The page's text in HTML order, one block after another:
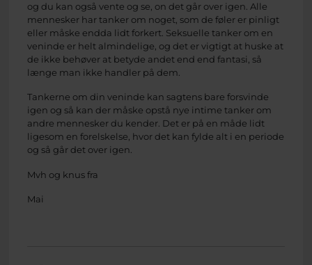
og du kan også vente og se, on det går over igen. Alle
mennesker har tanker om noget, som de føler er pinligt
eller måske endda lidt forkert. Seksuelle tanker om en
veninde er helt almindelige, og det er vigtigt at huske at
de ikke behøver at betyde andet end end fantasi, så
længe man ikke handler på dem.
Tankerne om din veninde kan sagtens bare forsvinde
igen og så kan der måske opstå nye intime tanker om
andre mennesker du kender. Det er på en måde lidt
ligesom en forelskelse, hvor det kan fylde alt i en periode
og så går det over igen.
Mvh og knus fra
Mai